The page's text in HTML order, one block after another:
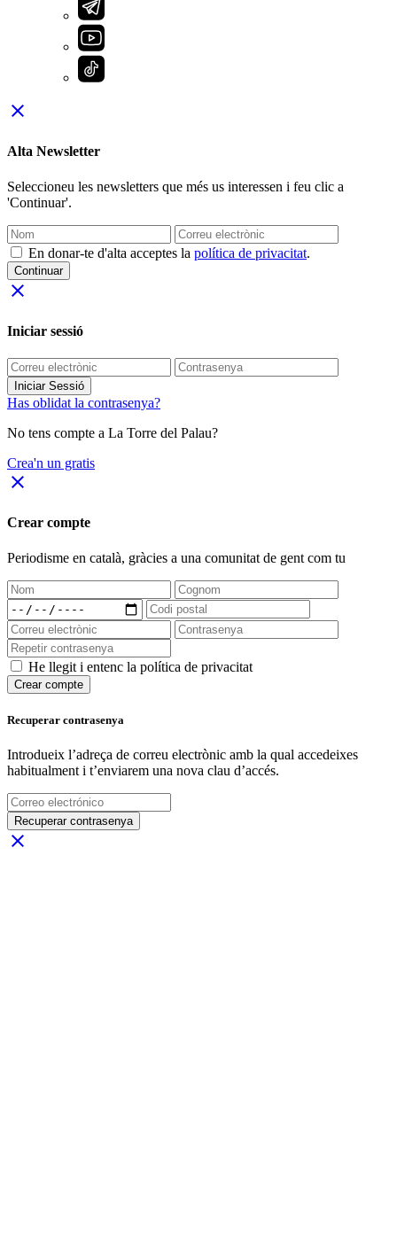
close
Alta Newsletter
Seleccioneu les newsletters que més us interessen i feu clic a
'Continuar'.
En donar-te d'alta acceptes la política de privacitat.
Continuar
close
Iniciar sessió
Iniciar Sessió
Has oblidat la contrasenya?
No tens compte a La Torre del Palau?
Crea'n un gratis
close
Crear compte
Periodisme en català, gràcies a una comunitat de gent com tu
He llegit i entenc la política de privacitat
Crear compte
Recuperar contrasenya
Introdueix l’adreça de correu electrònic amb la qual accedeixes
habitualment i t’enviarem una nova clau d’accés.
Recuperar contrasenya
close